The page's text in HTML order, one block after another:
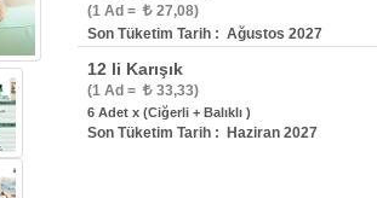
(1 Ad = 27,08)
Son Tüketim Tarih : Ağustos 2027
12 li Karışık
(1 Ad = 33,33)
6 Adet x (Ciğerli + Balıklı )
Son Tüketim Tarih : Haziran 2027